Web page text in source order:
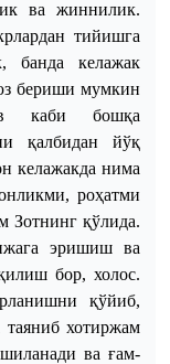
ва жиннилик.
тийишга
банда келажак
бериши мумкин
каби бошқа
қалбидан йўқ
келажакда нима
роҳатми
Зотнинг қўлида.
эришиш ва
бор, холос.
қўйиб,
хотиржам
ва ғам-